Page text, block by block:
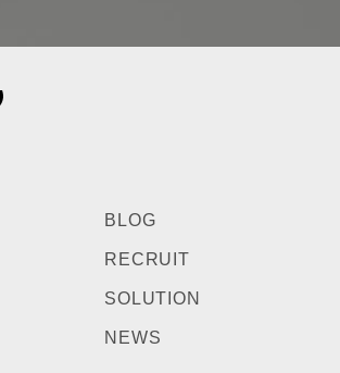
BLOG
RECRUIT
SOLUTION
NEWS